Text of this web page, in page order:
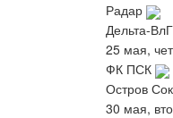
Радар
Дельта-
25 мая,
ФК ПСК
Остров
30 мая,